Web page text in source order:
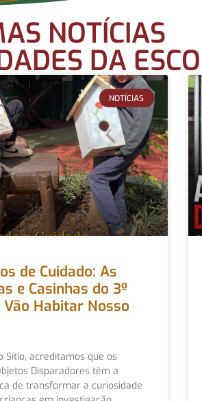
NOTÍCIAS
DA
NOTÍCIAS
de Cuidado: As
e Casinhas do 3º
Vão Habitar Nosso
Sítio, acreditamos que os
Disparadores têm a
de transformar a curiosidade